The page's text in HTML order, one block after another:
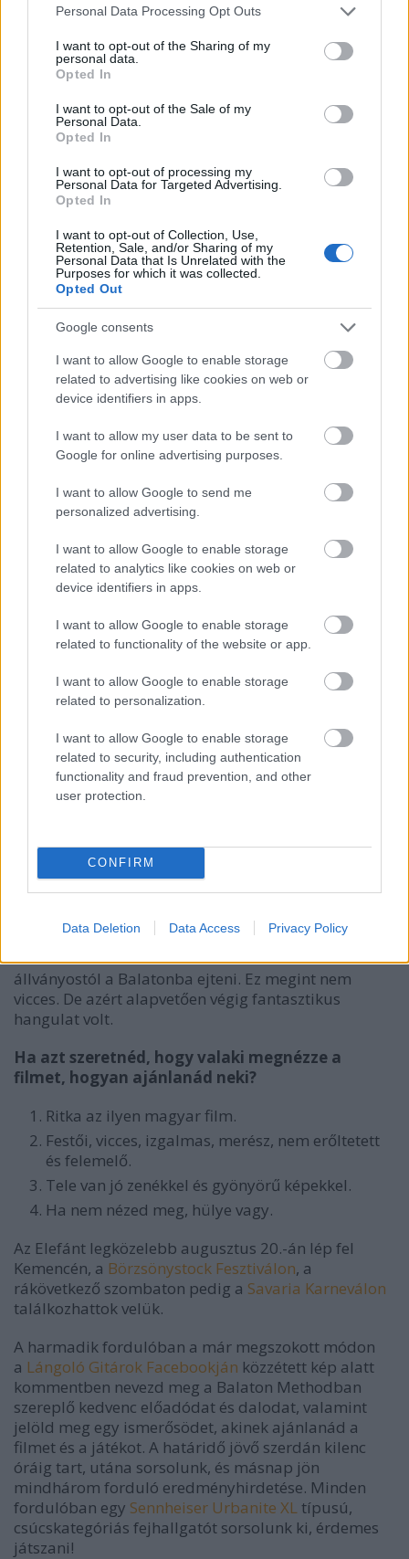
Please note that this website/app uses one or more Google
not limited to your visit or usage behaviour. You may click to
grant or deny consent to Google and its third-party tags to
use your data for below specified purposes in below Google
consent section.
Personal Data Processing Opt Outs
I want to opt-out of the Sharing of my
personal data.
Opted In
I want to opt-out of the Sale of my
Personal Data.
Opted In
I want to opt-out of processing my
Personal Data for Targeted Advertising.
Opted In
I want to opt-out of Collection, Use,
Retention, Sale, and/or Sharing of my
Personal Data that Is Unrelated with the
Purposes for which it was collected.
Opted Out
Google consents
I want to allow Google to enable storage
related to advertising like cookies on web or
device identifiers in apps.
I want to allow my user data to be sent to
Google for online advertising purposes.
I want to allow Google to send me
personalized advertising.
I want to allow Google to enable storage
related to analytics like cookies on web or
device identifiers in apps.
I want to allow Google to enable storage
related to functionality of the website or app.
I want to allow Google to enable storage
related to personalization.
I want to allow Google to enable storage
related to security, including authentication
functionality and fraud prevention, and other
user protection.
CONFIRM
Data Deletion Data Access Privacy Policy
filmen ki is lehet szúrni melyik mert az az
egyetlen, amin nincsen szivacs.
Ilyenkor mit lehetett csinálni?
Péter:
Drukkoltunk, hogy működjön utána
is. Gyorsan kikaptuk a vízből, szétcsavartuk,
kiraktuk száradni. Aznap már nem
használtuk, de az volt a durva, hogy utána
is tökéletesen működött, később még
alaposabban megvizsgálták, és semmi baja
nem volt. Úgy látszik szerette a Balatont.
A teljes interjút itt olvashatod!
A film koncepciója az volt, hogy a közreműködők
élőben játsszák el a dalukat a Balaton
környékén, nem megszokott helyszíneken.
Milyen volt egy ilyen, nem feltétlenül próbatermi
vagy koncertes közegben zenélni?
Vicces. Voltak kisebb-nagyobb kihívások, amikkel
ügyesen, vagy kevésbé eredményesen
tudtunk megbirkózni, például hogyan juttassuk el a
hangszerek jelét a vízben úszkáló vízibicikliktől a kis
felvevő és keverő eszközökig, amelyek a parton
vannak? Aztán hogyan fogjuk egymást hallani,
tudják majd a búvárok a vízibicikliket a kitalált
irányba terelni, és közben úgy mozogni és bujkálni,
kamera? Szóval mindent mindenhez hangolni és
időzíteni kellett, és lemondani bizonyos dolgokról,
például, hogy halljuk egymás játékát, és úgy szóljon
a zene mint a próbateremben vagy koncerten.
forgatásról?
A teherautós és a búváros sztorin kívül, amik ugye
egyáltalán nem voltak viccesek, még talán annyi
történt, hogy forgatás alatt sikerült egy
természetesen nem túl olcsó kondimikrofont
állványostól a Balatonba ejteni. Ez megint nem
vicces. De azért alapvetően végig fantasztikus
hangulat volt.
Ha azt szeretnéd, hogy valaki megnézze a
filmet, hogyan ajánlanád neki?
Ritka az ilyen magyar film.
Festői, vicces, izgalmas, merész, nem erőltetett
és felemelő.
Tele van jó zenékkel és gyönyörű képekkel.
Ha nem nézed meg, hülye vagy.
Az Elefánt legközelebb augusztus 20.-án lép fel
Kemencén, a Börzsönystock Fesztiválon, a
rákövetkező szombaton pedig a Savaria Karneválon
találkozhattok velük.
A harmadik fordulóban a már megszokott módon
a Lángoló Gitárok Facebookján közzétett kép alatt
kommentben nevezd meg a Balaton Methodban
szereplő kedvenc előadódat és dalodat, valamint
jelöld meg egy ismerősödet, akinek ajánlanád a
filmet és a játékot. A határidő jövő szerdán kilenc
óráig tart, utána sorsolunk, és másnap jön
mindhárom forduló eredményhirdetése. Minden
fordulóban egy Sennheiser Urbanite XL típusú,
csúcskategóriás fejhallgatót sorsolunk ki, érdemes
játszani!